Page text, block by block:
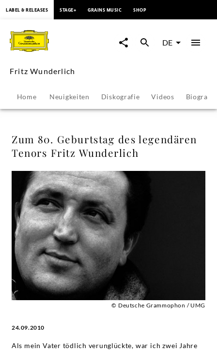
80.
Geburtstag
des
legendären
Tenors
Fritz
Wunderlich
Fritz
Wunderlich
Deutsche
Grammophon
LABEL & RELEASES STAGE+ GRAINS MUSIC SHOP
DE
Fritz Wunderlich
Home Neuigkeiten Diskografie Videos Biografie
Zum 80. Geburtstag des legendären
Tenors Fritz Wunderlich
© Deutsche Grammophon / UMG
24.09.2010
Als mein Vater tödlich verunglückte, war ich zwei Jahre